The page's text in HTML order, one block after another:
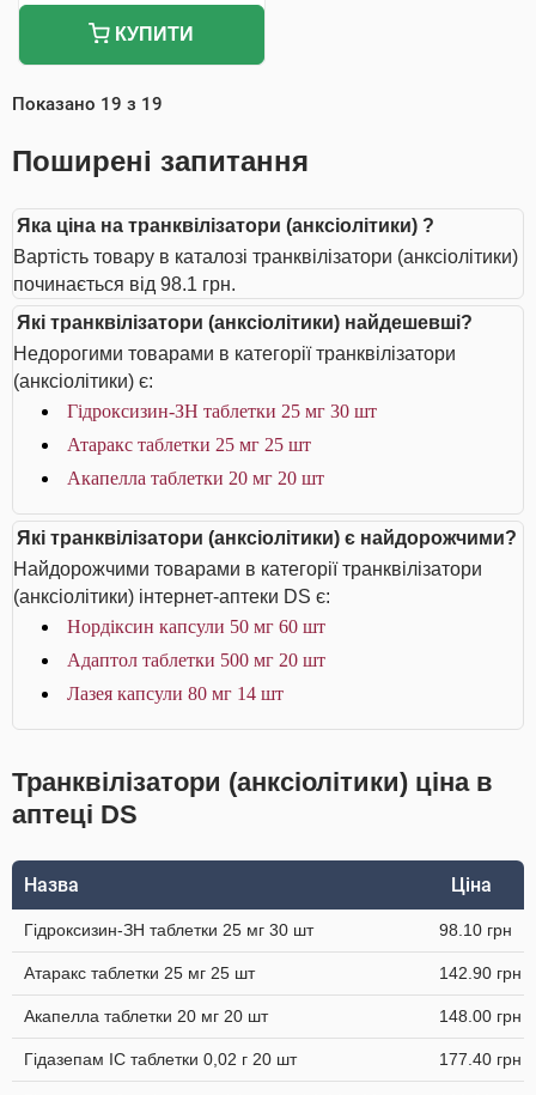
КУПИТИ
Показано 19 з 19
Поширені запитання
Яка ціна на транквілізатори (анксіолітики) ?
Вартість товару в каталозі транквілізатори (анксіолітики)
починається від 98.1 грн.
Які транквілізатори (анксіолітики) найдешевші?
Недорогими товарами в категорії транквілізатори
(анксіолітики) є:
Гідроксизин-ЗН таблетки 25 мг 30 шт
Атаракс таблетки 25 мг 25 шт
Акапелла таблетки 20 мг 20 шт
Які транквілізатори (анксіолітики) є найдорожчими?
Найдорожчими товарами в категорії транквілізатори
(анксіолітики) інтернет-аптеки DS є:
Нордіксин капсули 50 мг 60 шт
Адаптол таблетки 500 мг 20 шт
Лазея капсули 80 мг 14 шт
Транквілізатори (анксіолітики) ціна в
аптеці DS
Назва Ціна
Гідроксизин-ЗН таблетки 25 мг 30 шт 98.10 грн
Атаракс таблетки 25 мг 25 шт 142.90 грн
Акапелла таблетки 20 мг 20 шт 148.00 грн
Гідазепам IC таблетки 0,02 г 20 шт 177.40 грн